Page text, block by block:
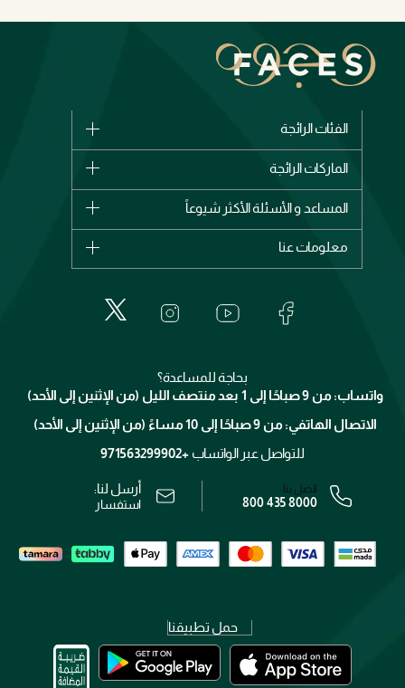
الفئات الرائجة
الأكثر مبيعاً
اشترِ بطاقة هدية
الماركات الرائجة
بربري
إيف سان لوران
المساعد و الأسئلة الأكثر شيوعاً
الإرجاع
معلومات عنا
خدمات المعارض
برنامج الولاء ميوز
الوظائف
الشروط و الأحكام
رقم السجل التجاري: 7013320481 — صادر من وزارة التجارة
بحاجة للمساعدة؟
واتساب: من 9 صباحًا إلى 1 بعد منتصف الليل (من الإثنين إلى الأحد)
الاتصال الهاتفي: من 9 صباحًا إلى 10 مساءً (من الإثنين إلى الأحد)
للتواصل عبر الواتساب +971563299902
اتصل بنا:
800 435 8000
أرسل لنا:
استفسار
حمل تطبيقنا